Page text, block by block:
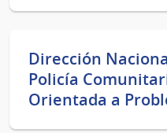
Dirección
Policía
Orientada a